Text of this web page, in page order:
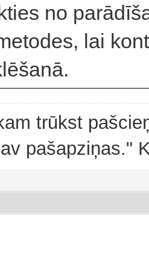
no
lai
trūkst
pašapziņas."